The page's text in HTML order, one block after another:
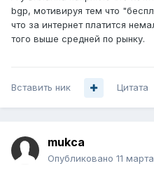
bgp, мотивируя тем что
что за интернет платится
того выше средней по рынку.
Вставить ник Цитата
mukca
Опубликовано 11